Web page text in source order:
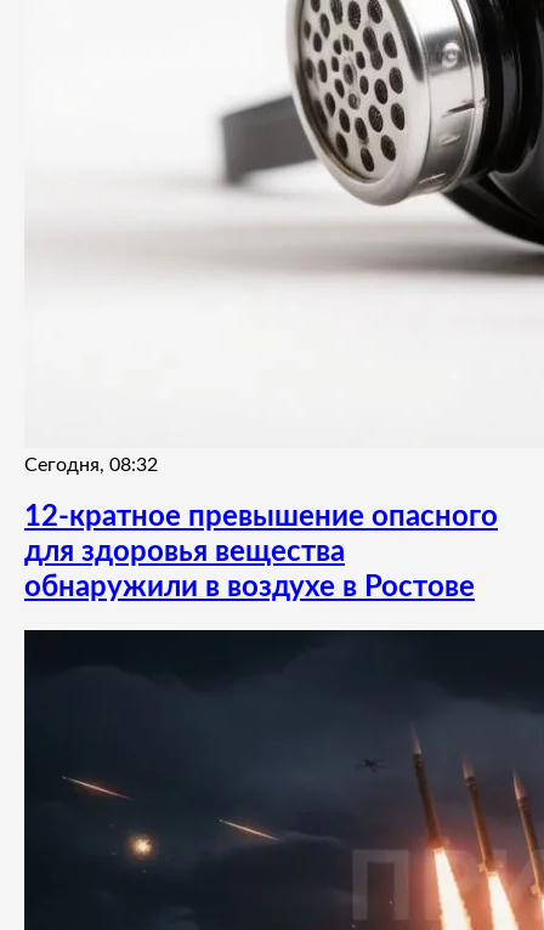
Сегодня, 08:32
12-кратное превышение опасного
для здоровья вещества
обнаружили в воздухе в Ростове